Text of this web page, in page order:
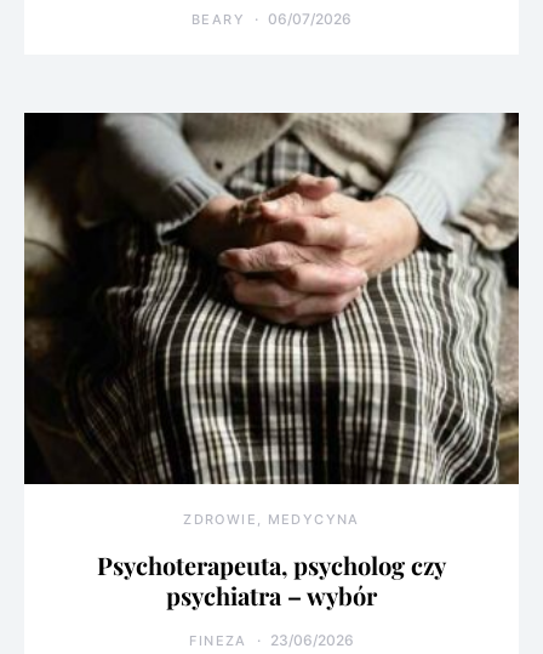
BEARY 06/07/2026
ZDROWIE, MEDYCYNA
Psychoterapeuta, psycholog czy
psychiatra – wybór
FINEZA 23/06/2026